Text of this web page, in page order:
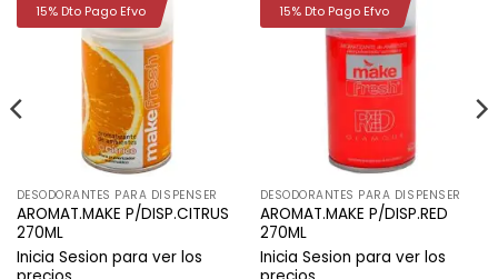
DESODORANTES PARA DISPENSER
AROMAT.MAKE P/DISP.CITRUS
270ML
Inicia Sesion para ver los
15% Dto Pago Efvo
DESODORANTES PARA DISPENSER
AROMAT.MAKE P/DISP.RED
270ML
Inicia Sesion para ver los
15% Dto Pago Efvo